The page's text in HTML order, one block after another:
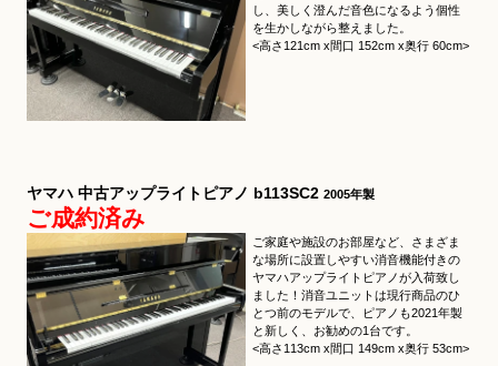
し、美しく澄んだ音色になるよう個性
を生かしながら整えました。
<高さ121cm x間口 152cm x奥行 60cm>
ヤマハ 中古アップライトピアノ b113SC2 2005年製
ご成約済み
ご家庭や施設のお部屋など、さまざま
な場所に設置しやすい消音機能付きの
ヤマハアップライトピアノが入荷致し
ました！消音ユニットは現行商品のひ
とつ前のモデルで、ピアノも2021年製
と新しく、お勧めの1台です。
<高さ113cm x間口 149cm x奥行 53cm>